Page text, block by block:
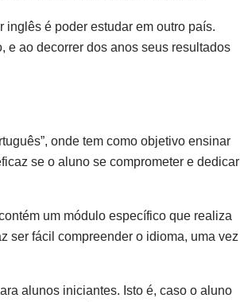
é poder estudar em outro país.
e ao decorrer dos anos seus resultados
onde tem como objetivo ensinar
se o aluno se comprometer e dedicar
um módulo específico que realiza
ser fácil compreender o idioma, uma vez
alunos iniciantes. Isto é, caso o aluno